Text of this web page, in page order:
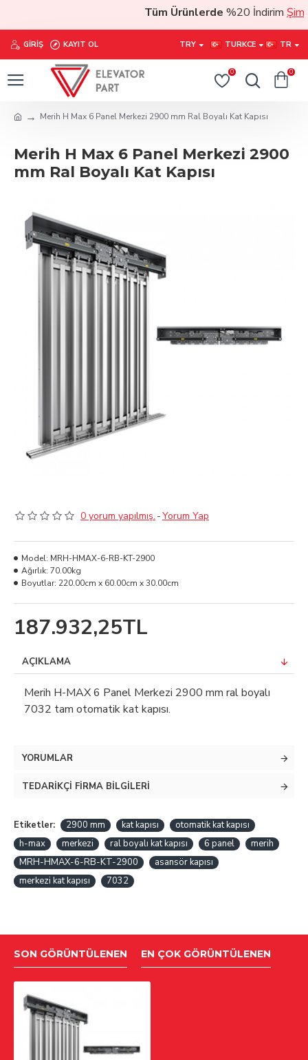
Tüm Ürünlerde%20 İndirimŞimdi
GIRIŞ KAYIT OL TRY TURKCE TR
0 0
Merih H Max 6 Panel Merkezi 2900 mm Ral Boyalı Kat Kapısı
Merih H Max 6 Panel Merkezi 2900
mm Ral Boyalı Kat Kapısı
0 yorum yapılmış. -Yorum Yap
187.932,25TL
Model: MRH-HMAX-6-RB-KT-2900
Ağırlık: 70.00kg
Boyutlar: 220.00cm x 60.00cm x 30.00cm
AÇIKLAMA
Merih H-MAX 6 Panel Merkezi 2900 mm ral boyalı
7032 tam otomatik kat kapısı.
YORUMLAR
TEDARIKÇI FIRMA BILGILERI
Etiketler: 2900 mm kat kapısı
otomatik kat kapısı
h-max
merkezi ral boyalı kat kapısı 6 panel
merih
MRH-HMAX-6-RB-KT-2900
asansör kapısı
merkezi kat kapısı
7032
SON GÖRÜNTÜLENEN EN ÇOK GÖRÜNTÜLENEN